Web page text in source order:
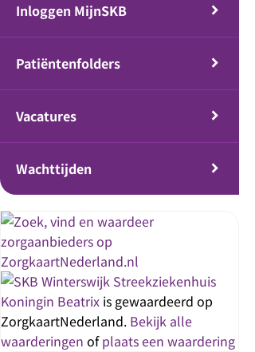
Inloggen MijnSKB
Patiëntenfolders
Vacatures
Wachttijden
Streekziekenhuis
Koningin Beatrix is gewaardeerd op
ZorgkaartNederland. Bekijk alle
waarderingen ofplaats een waardering